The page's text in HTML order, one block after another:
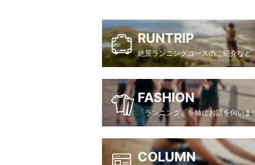
RUNTRIP
絶景ランニングコースのご紹介など
FASHION
「ランニング」を軸にお話を伺いま
COLUMN